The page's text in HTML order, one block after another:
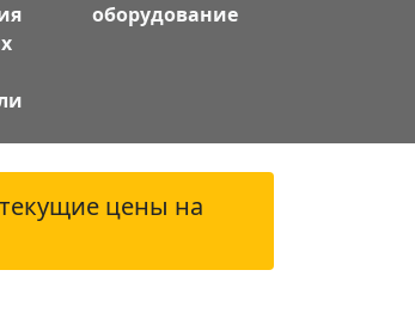
оборудование
цены на